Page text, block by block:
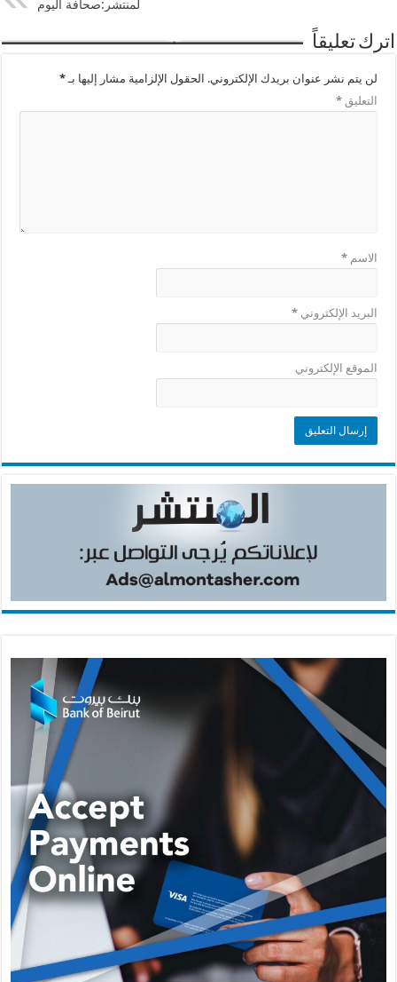
لمنتشر:صحافة اليوم
اترك تعليقاً
لن يتم نشر عنوان بريدك الإلكتروني. الحقول الإلزامية مشار إليها بـ*
التعليق*
الاسم*
البريد الإلكتروني*
الموقع الإلكتروني